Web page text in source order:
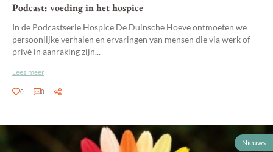
Podcast: voeding in het hospice
In de Podcastserie Hospice De Duinsche Hoeve ontmoeten we
persoonlijke verhalen en ervaringen van mensen die via werk of
privé in aanraking zijn...
Lees meer
0 0
Nieuws